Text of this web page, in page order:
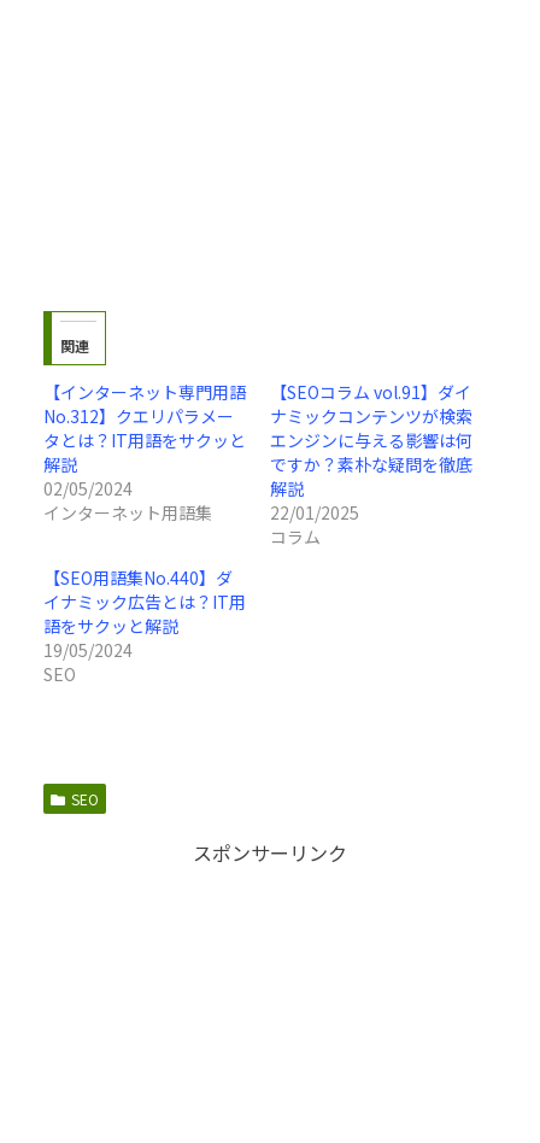
関連
【インターネット専門用語
No.312】クエリパラメー
タとは？IT用語をサクッと
解説
02/05/2024
インターネット用語集
【SEOコラム vol.91】ダイ
ナミックコンテンツが検索
エンジンに与える影響は何
ですか？素朴な疑問を徹底
解説
22/01/2025
コラム
【SEO用語集No.440】ダ
イナミック広告とは？IT用
語をサクッと解説
19/05/2024
SEO
SEO
スポンサーリンク